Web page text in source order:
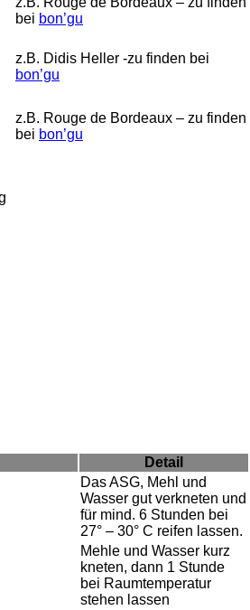
bei bon’gu
z.B. Didis Heller -zu finden bei
bon’gu
z.B. Rouge de Bordeaux – zu finden
bei bon’gu
Detail
Das ASG, Mehl und
Wasser gut verkneten und
für mind. 6 Stunden bei
27° – 30° C reifen lassen.
Mehle und Wasser kurz
kneten, dann 1 Stunde
bei Raumtemperatur
stehen lassen